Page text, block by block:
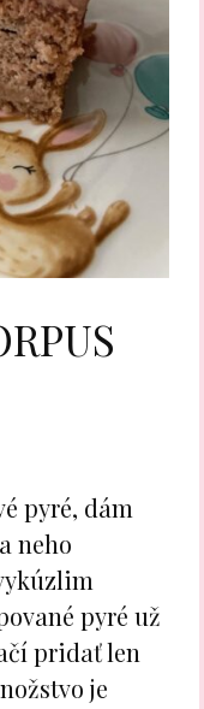
pyré, dám
neho
pyré už
pridať len
je